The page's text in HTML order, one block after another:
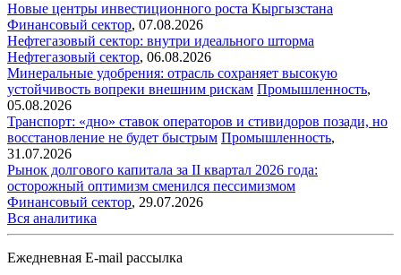
Новые центры инвестиционного роста Кыргызстана
Финансовый сектор, 07.08.2026
Нефтегазовый сектор: внутри идеального шторма
Нефтегазовый сектор, 06.08.2026
Минеральные удобрения: отрасль сохраняет высокую
устойчивость вопреки внешним рискам Промышленность,
05.08.2026
Транспорт: «дно» ставок операторов и стивидоров позади, но
восстановление не будет быстрым Промышленность,
31.07.2026
Рынок долгового капитала за II квартал 2026 года:
осторожный оптимизм сменился пессимизмом
Финансовый сектор, 29.07.2026
Вся аналитика
Ежедневная E-mail рассылка